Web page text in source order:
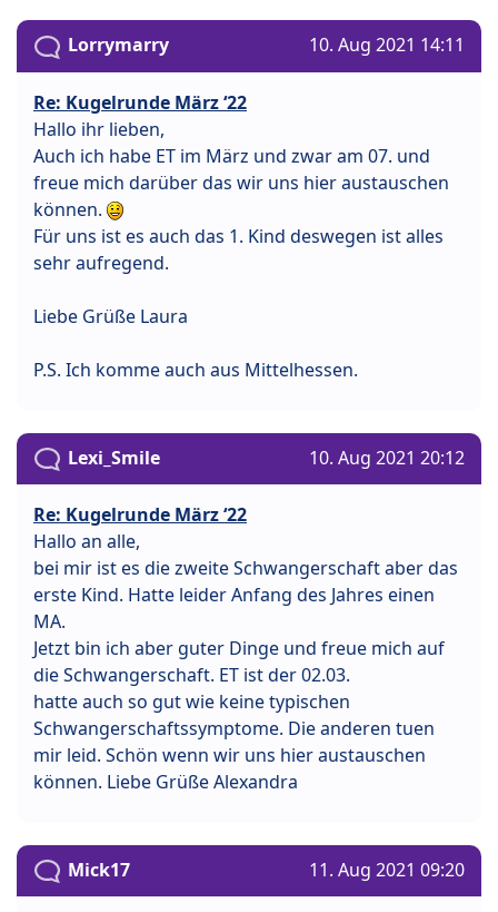
Lorrymarry 10. Aug 2021 14:11
Re: Kugelrunde März ‘22
Hallo ihr lieben,
Auch ich habe ET im März und zwar am 07. und
freue mich darüber das wir uns hier austauschen
können.
Für uns ist es auch das 1. Kind deswegen ist alles
sehr aufregend.
Liebe Grüße Laura
P.S. Ich komme auch aus Mittelhessen.
Lexi_Smile 10. Aug 2021 20:12
Re: Kugelrunde März ‘22
Hallo an alle,
bei mir ist es die zweite Schwangerschaft aber das
erste Kind. Hatte leider Anfang des Jahres einen
MA.
Jetzt bin ich aber guter Dinge und freue mich auf
die Schwangerschaft. ET ist der 02.03.
hatte auch so gut wie keine typischen
Schwangerschaftssymptome. Die anderen tuen
mir leid. Schön wenn wir uns hier austauschen
können. Liebe Grüße Alexandra
Mick17 11. Aug 2021 09:20